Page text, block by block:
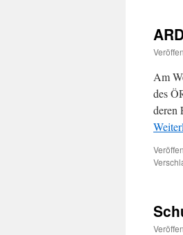
Am
des
deren